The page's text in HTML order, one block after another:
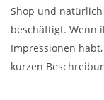
Shop und
beschäftigt. Wenn
Impressionen
kurzen